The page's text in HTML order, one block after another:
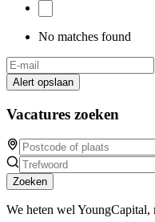
No matches found
Alert opslaan
Vacatures zoeken
Zoeken
We heten wel